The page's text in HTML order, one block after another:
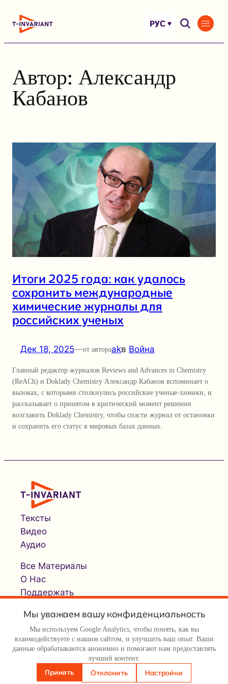
РУС
Автор: Александр
Кабанов
Итоги 2025 года: как удалось
сохранить международные
химические журналы для
российских ученых
Дек 18, 2025—от автораakв Война
Главный редактор журналов Reviews and Advances in Chemistry
(ReACh) и Doklady Chemistry Александр Кабанов вспоминает о
вызовах, с которыми столкнулись российские ученые-химики, и
рассказывает о принятом в критический момент решении
возглавить Doklady Chemistry, чтобы спасти журнал от остановки
и сохранить его статус в мировых базах данных.
Тексты
Видео
Аудио
Все Материалы
О Нас
Поддержать
© Т-инвариант / T-invariant, 2026
Мы уважаем вашу конфиденциальность
Мы используем Google Analytics, чтобы понять, как вы
взаимодействуете с нашим сайтом, и улучшить ваш опыт. Ваши
данные обрабатываются анонимно и помогают нам предоставлять
лучший контент.
Принять Отклонить Настройки